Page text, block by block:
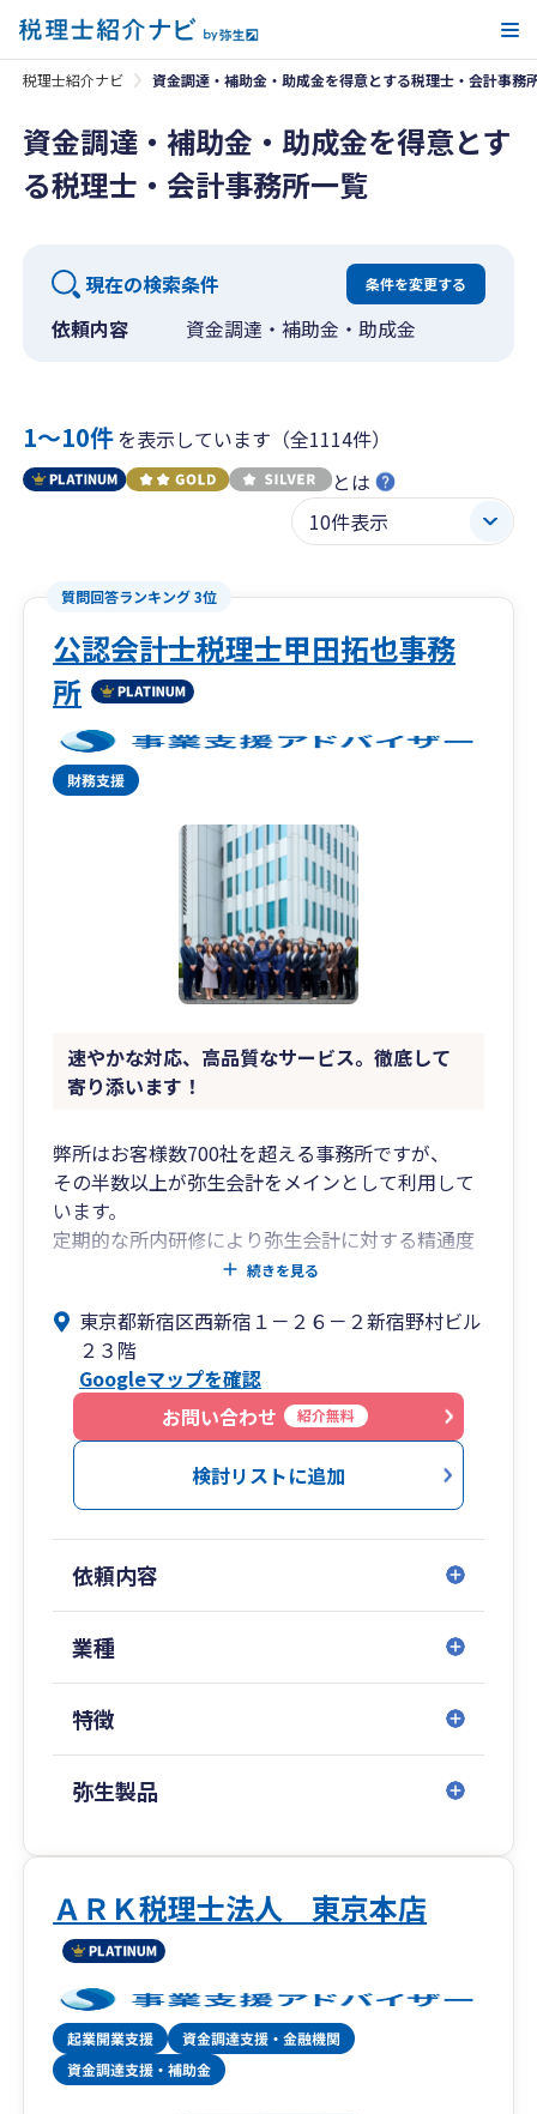
税理士紹介ナビ 資金調達・補助金・助成金を得意とする税理士・会計事務
資金調達・補助金・助成金を得意とす
る税理士・会計事務所一覧
現在の検索条件 条件を変更する
依頼内容 資金調達・補助金・助成金
1〜10件を表示しています（全1114件）
とは
質問回答ランキング 3位
公認会計士税理士甲田拓也事務
所
速やかな対応、高品質なサービス。徹底して
寄り添います！
弊所はお客様数700社を超える事務所ですが、
その半数以上が弥生会計をメインとして利用して
います。
定期的な所内研修により弥生会計に対する精通度
す。
所長の年齢は47歳、業界経験約25年。
企業の会計・税務対応のみならず、
財務コンサル、融資・補助金申請支援なども対応
新宿野村ビルに拠点を構える事務所です。
これまで様々な形で関与した顧客数は1,000社を
超えます。
ですが、
代表が税理士・公認会計士であることから
スタートアップ期、IPO期、上場後までと
す。
一人社長の会社から大企業まで幅広く、
また、さまざまな業種にも対応いたします。
業界でもトップクラスの知識と経験のあるスタッ
フが御社の担当として付き、
貴社にご負担をかけずにサポートいたします。
続きを見る
東京都新宿区西新宿１－２６－２新宿野村ビル
２３階
Googleマップを確認
お問い合わせ
紹介無料
検討リストに追加
依頼内容
業種
特徴
弥生製品
ＡＲＫ税理士法人 東京本店